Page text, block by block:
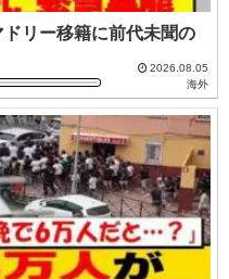
ドリー移籍に前代未聞の
2026.08.05
海外